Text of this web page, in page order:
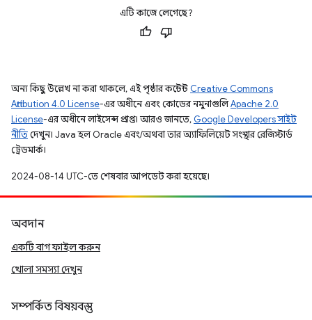
এটি কাজে লেগেছে?
অন্য কিছু উল্লেখ না করা থাকলে, এই পৃষ্ঠার কন্টেন্ট Creative Commons
Attribution 4.0 License-এর অধীনে এবং কোডের নমুনাগুলিApache 2.0
License-এর অধীনে লাইসেন্স প্রাপ্ত। আরও জানতে, Google Developers সাইট
নীতিদেখুন। Java হল Oracle এবং/অথবা তার অ্যাফিলিয়েট সংস্থার রেজিস্টার্ড
ট্রেডমার্ক।
2024-08-14 UTC-তে শেষবার আপডেট করা হয়েছে।
অবদান
একটি বাগ ফাইল করুন
খোলা সমস্যা দেখুন
সম্পর্কিত বিষয়বস্তু